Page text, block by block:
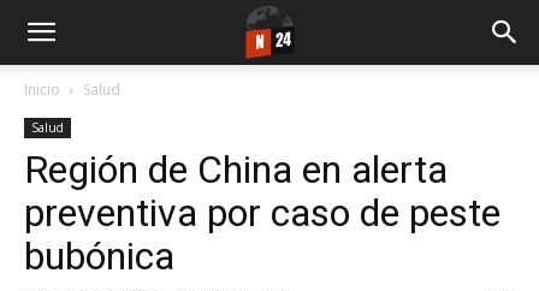
Inicio Salud
Salud
Región de China en alerta
preventiva por caso de peste
bubónica